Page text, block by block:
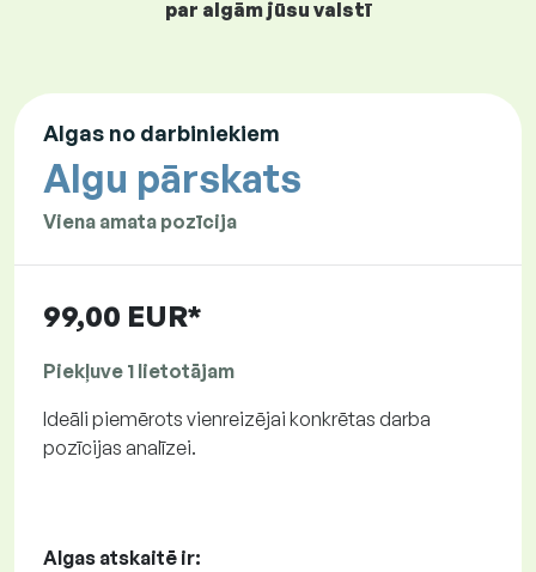
par algām jūsu valstī
Algas no darbiniekiem
Algu pārskats
Viena amata pozīcija
99,00 EUR*
Piekļuve 1 lietotājam
Ideāli piemērots vienreizējai konkrētas darba
pozīcijas analīzei.
Algas atskaitē ir: